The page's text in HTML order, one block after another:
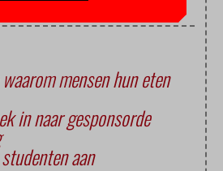
mensen hun eten
in naar gesponsorde
aan